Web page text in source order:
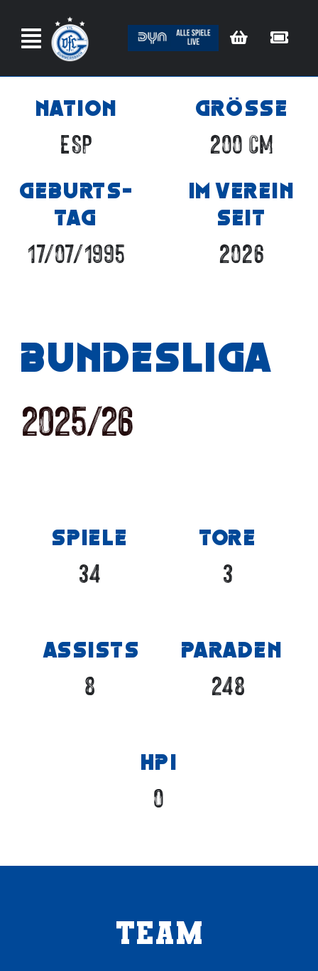
Inhalt
springen
NATION
ESP
GEBURTS­
TAG
17/07/1995
GRÖSSE
200 CM
IM VEREIN
SEIT
2026
Bundes­­­liga
2025/26
SPIELE
34
TORE
3
ASSISTS
8
PARADEN
248
HPI
0
Team